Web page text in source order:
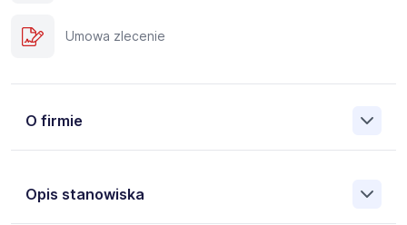
Umowa zlecenie
O firmie
Opis stanowiska